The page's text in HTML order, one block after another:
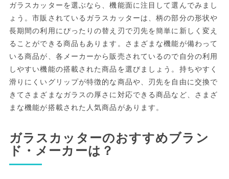
ガラスカッターを選ぶなら、機能面に注目して選んでみまし
ょう。市販されているガラスカッターは、柄の部分の形状や
長期間の利用にぴったりの替え刃で刃先を簡単に新しく変え
ることができる商品もあります。さまざまな機能が備わって
いる商品が、各メーカーから販売されているので自分の利用
しやすい機能の搭載された商品を選びましょう。持ちやすく
滑りにくいグリップが特徴的な商品や、刃先を自由に交換で
きてさまざまなガラスの厚さに対応できる商品など、さまざ
まな機能が搭載された人気商品があります。
ガラスカッターのおすすめブラン
ド・メーカーは？